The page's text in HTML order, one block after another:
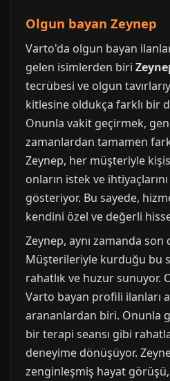
Olgun bayan Zeynep
Varto'da olgun bayan
gelen isimlerden biri
tecrübesi ve olgun
kitlesine oldukça farklı bir
Onunla vakit geçirmek,
zamanlardan tamamen
Zeynep, her müşteriyle
onların istek ve
gösteriyor. Bu sayede,
kendini özel ve değerli
Zeynep, aynı zamanda
Müşterileriyle kurduğu bu
rahatlık ve huzur sunuyor.
Varto bayan profili ilanları
arananlardan biri. Onunla
bir terapi seansı gibi
deneyime dönüşüyor.
zenginleşmiş hayat